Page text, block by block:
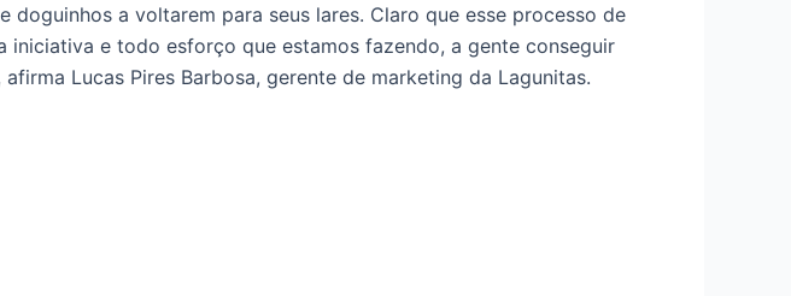
a voltarem para seus lares. Claro que esse processo de
iniciativa e todo esforço que estamos fazendo, a gente conseguir
Lucas Pires Barbosa, gerente de marketing da Lagunitas.